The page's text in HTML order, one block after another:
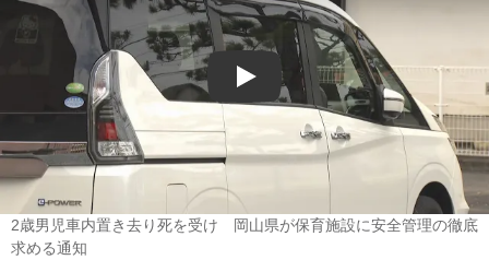
Play
2歳男児車内置き去り死を受け 岡山県が保育施設に安全管理の徹底
求める通知